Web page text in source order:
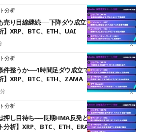
分析
売り目線継続──下降ダウ成立で下値追う展開
】XRP、BTC、ETH、UAI
分析
件整うか──1時間足ダウ成立で1.185ドルを狙う
】XRP、BTC、ETH、ZAMA
分析
押し目待ち──長期HMA反発と雲上抜けが買い
析】XRP、BTC、ETH、ERA